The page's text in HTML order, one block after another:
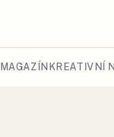
MAGAZÍN KREATIVNÍ